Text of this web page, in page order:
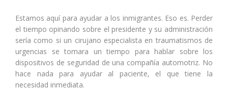
Estamos aquí para ayudar a los inmigrantes. Eso es. Perder
el tiempo opinando sobre el presidente y su administración
sería como si un cirujano especialista en traumatismos de
urgencias se tomara un tiempo para hablar sobre los
dispositivos de seguridad de una compañía automotriz. No
hace nada para ayudar al paciente, el que tiene la
necesidad inmediata.